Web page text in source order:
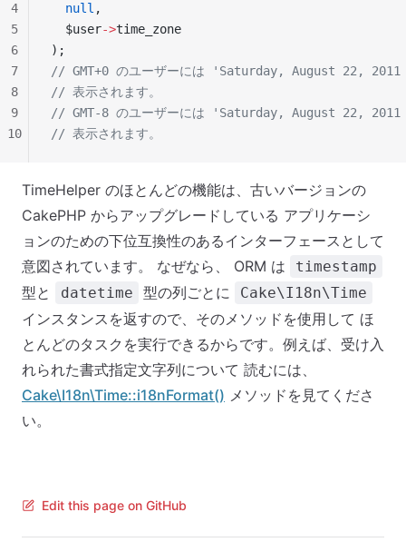
  null
,
  $user
->time_zone
);
// GMT+0 のユーザーには 'Saturday, August 22,
// 表示されます。
// GMT-8 のユーザーには 'Saturday, August 22,
// 表示されます。
4
5
6
7
8
9
10
TimeHelper のほとんどの機能は、古いバージョンの
CakePHP からアップグレードしている アプリケーシ
ョンのための下位互換性のあるインターフェースとして
意図されています。 なぜなら、 ORM は
timestamp
型と datetime 型の列ごとに Cake\I18n\Time
インスタンスを返すので、そのメソッドを使用して ほ
とんどのタスクを実行できるからです。例えば、受け入
れられた書式指定文字列について 読むには、
Cake\I18n\Time::i18nFormat() メソッドを見てくださ
い。
Edit this page on GitHub